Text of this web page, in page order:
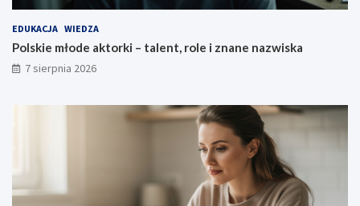
EDUKACJA WIEDZA
Polskie młode aktorki – talent, role i znane nazwiska
7 sierpnia 2026